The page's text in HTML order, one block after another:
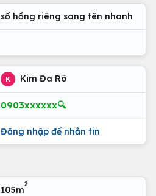
sổ hồng riêng sang tên nhanh
K Kim Đa Rô
0903xxxxxx🔍
Đăng nhập để nhắn tin
105m
2